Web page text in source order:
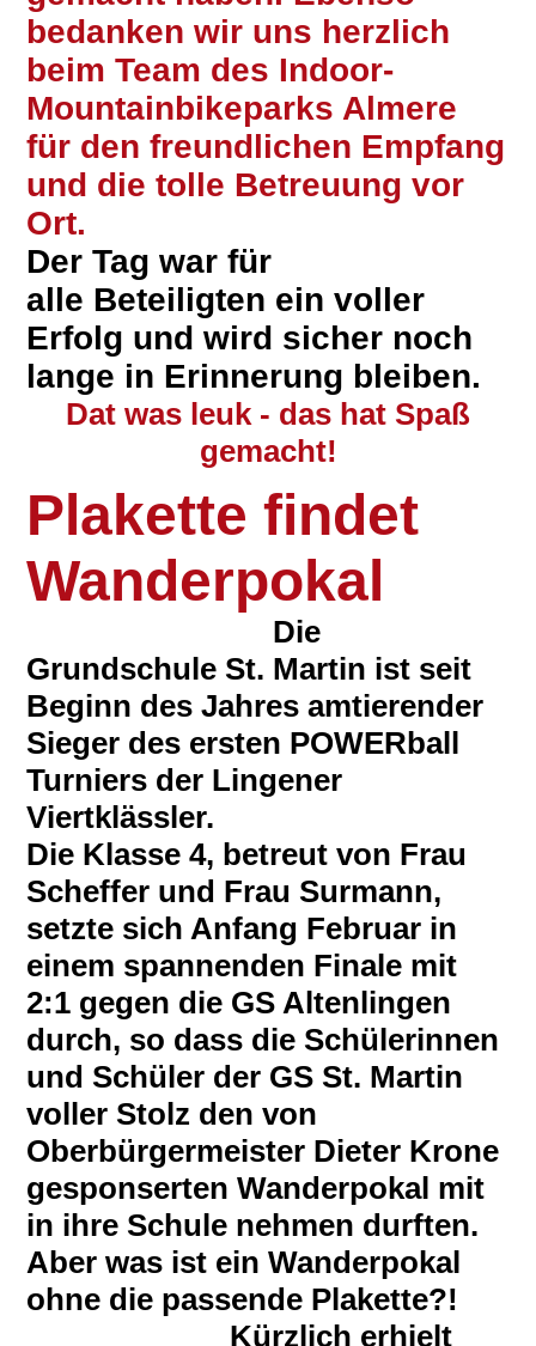
bedanken wir uns herzlich
beim Team des Indoor-
Mountainbikeparks Almere
für den freundlichen Empfang
und die tolle Betreuung vor
Ort.
Der Tag war für
alle Beteiligten ein voller
Erfolg und wird sicher noch
lange in Erinnerung bleiben.
Dat was leuk - das hat Spaß
gemacht!
Plakette findet
Wanderpokal
Die
Grundschule St. Martin ist seit
Beginn des Jahres amtierender
Sieger des ersten POWERball
Turniers der Lingener
Viertklässler.
Die Klasse 4, betreut von Frau
Scheffer und Frau Surmann,
setzte sich Anfang Februar in
einem spannenden Finale mit
2:1 gegen die GS Altenlingen
durch, so dass die Schülerinnen
und Schüler der GS St. Martin
voller Stolz den von
Oberbürgermeister Dieter Krone
gesponserten Wanderpokal mit
in ihre Schule nehmen durften.
Aber was ist ein Wanderpokal
ohne die passende Plakette?!
Kürzlich erhielt